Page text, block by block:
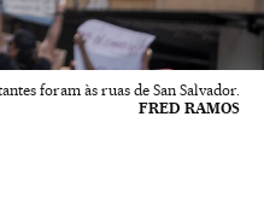
foram às ruas de San Salvador.
FRED RAMOS